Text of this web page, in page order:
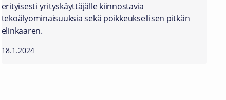
erityisesti yrityskäyttäjälle kiinnostavia
tekoälyominaisuuksia sekä poikkeuksellisen pitkän
elinkaaren.
18.1.2024